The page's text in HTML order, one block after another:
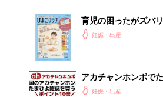
育児の困ったがズバ
『ひよこクラブ 秋号
妊娠・出産
アカチャンホンポで
うとポイント10倍【
妊娠・出産